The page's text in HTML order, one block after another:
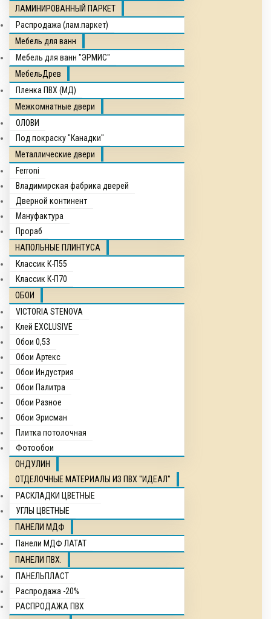
ЛАМИНИРОВАННЫЙ ПАРКЕТ
Распродажа (лам.паркет)
Мебель для ванн
Мебель для ванн "ЭРМИС"
МебельДрев
Пленка ПВХ (МД)
Межкомнатные двери
ОЛОВИ
Под покраску "Канадки"
Металлические двери
Ferroni
Владимирская фабрика дверей
Дверной континент
Мануфактура
Прораб
НАПОЛЬНЫЕ ПЛИНТУСА
Классик К-П55
Классик К-П70
ОБОИ
VICTORIA STENOVA
Клей EXCLUSIVE
Обои 0,53
Обои Артекс
Обои Индустрия
Обои Палитра
Обои Разное
Обои Эрисман
Плитка потолочная
Фотообои
ОНДУЛИН
ОТДЕЛОЧНЫЕ МАТЕРИАЛЫ ИЗ ПВХ "ИДЕАЛ"
РАСКЛАДКИ ЦВЕТНЫЕ
УГЛЫ ЦВЕТНЫЕ
ПАНЕЛИ МДФ
Панели МДФ ЛАТАТ
ПАНЕЛИ ПВХ.
ПАНЕЛЬПЛАСТ
Распродажа -20%
РАСПРОДАЖА ПВХ